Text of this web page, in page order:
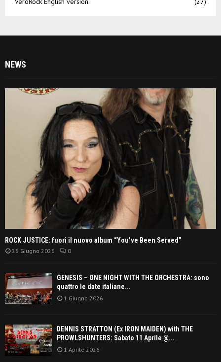
NEWS
ROCK JUSTICE: fuori il nuovo album “You’ve Been Served”
26 Giugno 2026 0
GENESIS – ONE NIGHT WITH THE ORCHESTRA: sono
quattro le date italiane...
1 Giugno 2026
DENNIS STRATTON (Ex IRON MAIDEN) with THE
PROWLSHUNTERS: Sabato 11 Aprile @...
1 Aprile 2026